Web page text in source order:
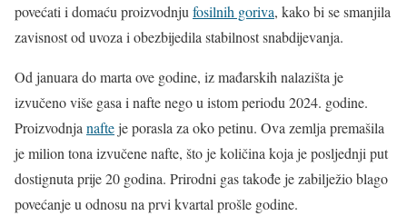
povećati i domaću proizvodnjufosilnih goriva, kako bi se smanjila
zavisnost od uvoza i obezbijedila stabilnost snabdijevanja.
Od januara do marta ove godine, iz mađarskih nalazišta je
izvučeno više gasa i nafte nego u istom periodu 2024. godine.
Proizvodnjanafteje porasla za oko petinu. Ova zemlja premašila
je milion tona izvučene nafte, što je količina koja je posljednji put
dostignuta prije 20 godina. Prirodni gas takođe je zabilježio blago
povećanje u odnosu na prvi kvartal prošle godine.